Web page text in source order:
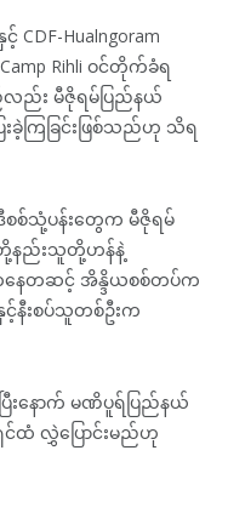
CDF-Hualngoram
Rihli ဝင်တိုက်ခံရ
လည်း မီဇိုရမ်ပြည်နယ်
ခဲ့ကြခြင်းဖြစ်သည်ဟု သိရ
စစ်သုံ့ပန်းတွေက မီဇိုရမ်
နည်းသူတို့ဟန်နဲ့
နေတဆင့် အိန္ဒိယစစ်တပ်က
င့်နီးစပ်သူတစ်ဦးက
းနောက် မဏိပူရ်ပြည်နယ်
ထံ လွှဲပြောင်းမည်ဟု